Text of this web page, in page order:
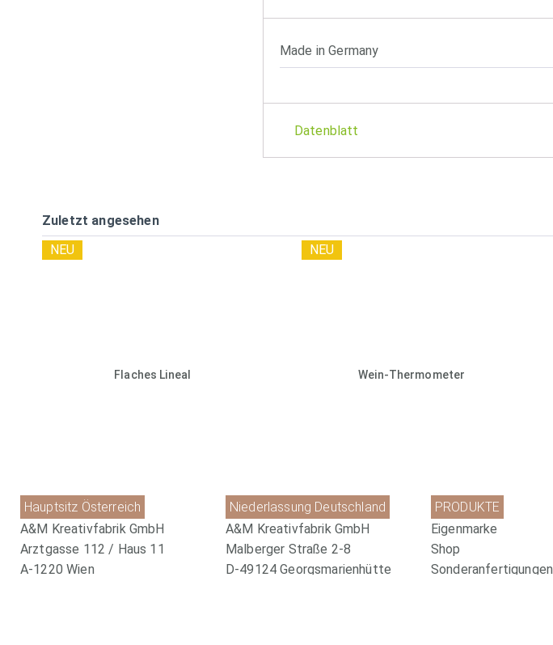
Made in Germany
Datenblatt
Zuletzt angesehen
Flaches Lineal
NEU
Wein-Thermometer
NEU
Hauptsitz Österreich
A&M Kreativfabrik GmbH
Arztgasse 112 / Haus 11
A-1220 Wien
Niederlassung Deutschland
A&M Kreativfabrik GmbH
Malberger Straße 2-8
D-49124 Georgsmarienhütte
PRODUKTE
Eigenmarke
Shop
Sonderanfertigungen